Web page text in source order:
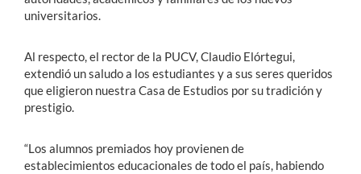
universitarios.
Al respecto, el rector de la PUCV, Claudio Elórtegui,
extendió un saludo a los estudiantes y a sus seres queridos
que eligieron nuestra Casa de Estudios por su tradición y
prestigio.
“Los alumnos premiados hoy provienen de
establecimientos educacionales de todo el país, habiendo